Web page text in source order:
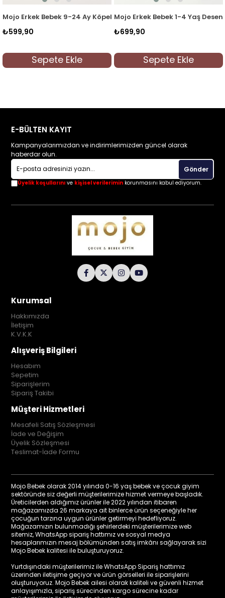
Desenli Eşofman Takımı Krem
Mojo Erkek Bebek 1-4 Yaş Desenli İkili Eşofman Takımı Gri
₺699,90
Sepete Ekle
Mojo Erkek Bebek 1-4
₺699,90
Sepete Ekle
E-BÜLTEN KAYIT
Kampanyalarımızdan ve indirimlerimizden güncel olarak
haberdar olun.
Gönder
Üyelik koşullarını ve kişisel verilerimin korunmasını kabul ediyorum.
Kurumsal
Hakkımızda
İletişim
K.V.K.K
Alışveriş Bilgileri
Hesabım
Sepetim
Siparişlerim
Sipariş Takibi
Müşteri Hizmetleri
Mesafeli Satış Sözleşmesi
İade ve Değişim
Üyelik Sözleşmesi
Teslimat-İade Formu
Mojo Bebek olarak 2014 yılında 0-16 yaş bebek ve çocuk giyim
sektöründe siz değerli müşterilerimize hizmet vermeye başladık.
Üreticilerden aldığımız ürünler ile 2022 yılından itibaren
mağazamızda 26 markaya ait binlerce ürün seçeneğiyle her
çocuğun tarzına uygun ürünler getirmeyi hedefliyoruz.
Mağazamızın bulunmadığı şehirlerdeki müşterilerimize web
sitemiz, WhatsApp sipariş hattımız ve sosyal medya
hesaplarımızın mesaj bölümünden satış imkânı sağlayarak sizi
Mojo Bebek kalitesi ile buluşturuyoruz.
Yurtdışındaki müşterilerimiz ile WhatsApp Sipariş hattımız
üzerinden iletişime geçiyor ve ürün görselleri ile siparişlerini
oluşturuyoruz. Mojo Bebek ailesi olarak kaliteli ve güvenli hizmet
anlayışımızla, sipariş sürecinden kargo sürecine kadar